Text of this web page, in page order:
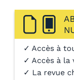
✓ Accès à
✓ Accès à la
✓ La revue